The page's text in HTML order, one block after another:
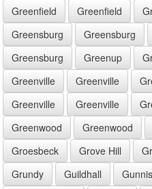
Greenfield
Greenfield
Greensburg
Greensburg
Greensburg
Greenup
Greenville
Greenville
Greenville
Greenville
Greenwood
Greenwood
Groesbeck
Grove Hill
Grundy
Guildhall